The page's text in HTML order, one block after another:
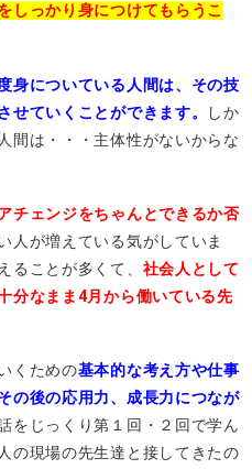
しっかり身につけてもらうこ
身についている人間は、その技
せていくことができます。
しか
間は・・・主体性がないからな
チェンジをちゃんとできるか否
人が増えている気がしていま
ることが多くて、 社会人として
分なまま4月から働いている先
くための基本的な考え方や仕事
の後の応用力、成長力につなが
をじっくり第１回・２回で学ん
の現場の先生達と接してきたの